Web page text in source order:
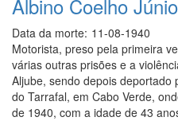
Albino Coelho
Data da morte: 11-08-1940
Motorista, preso pela primeira
várias outras prisões e a
Aljube, sendo depois deportado
do Tarrafal, em Cabo Verde,
de 1940, com a idade de 43